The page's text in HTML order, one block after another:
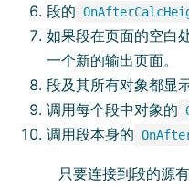
段的
如果段在页面的空白
一个新的输出页面。
段及其所有对象都显
调用每个段中对象的
调用段本身的
只要连接到段的源有